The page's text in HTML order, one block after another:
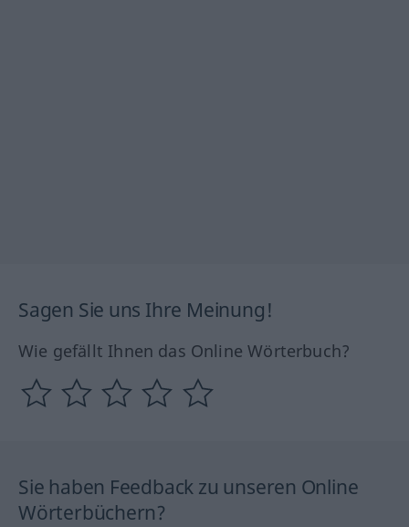
Sagen Sie uns Ihre Meinung!
Wie gefällt Ihnen das Online Wörterbuch?
Sie haben Feedback zu unseren Online
Wörterbüchern?